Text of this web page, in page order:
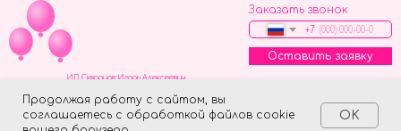
Продолжая работу с сайтом, вы
соглашаетесь с обработкой файлов cookie
OK
Заказать звонок
+7
Оставить заявку
ИП Скворцов Игорь Алексеевич
Made on Tilda